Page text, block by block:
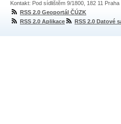
Kontakt: Pod sídlištěm 9/1800, 182 11
RSS 2.0 Geoportál ČÚZK
RSS 2.0 Aplikace
RSS 2.0 Datové